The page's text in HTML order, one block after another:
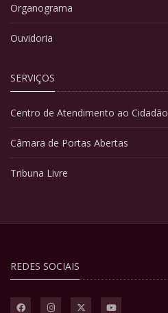
Organograma
Ouvidoria
SERVIÇOS
Centro de Atendimento ao Cidadão
Câmara de Portas Abertas
Tribuna Livre
REDES SOCIAIS